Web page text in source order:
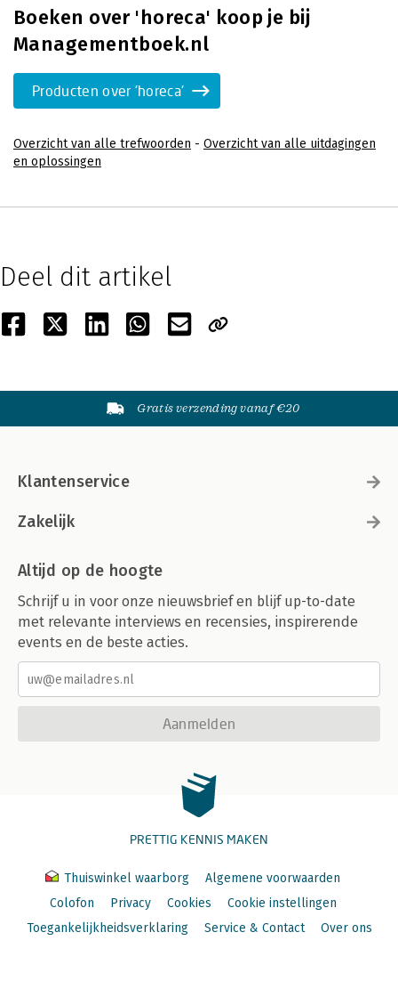
Boeken over 'horeca' koop je bij
Managementboek.nl
Producten over 'horeca'
Overzicht van alle trefwoorden - Overzicht van alle uitdagingen
en oplossingen
Deel dit artikel
Gratis verzending vanaf €20
Klantenservice
Zakelijk
Altijd op de hoogte
Schrijf u in voor onze nieuwsbrief en blijf up-to-date
met relevante interviews en recensies, inspirerende
events en de beste acties.
Aanmelden
PRETTIG KENNIS MAKEN
Thuiswinkel waarborg
Algemene voorwaarden
Colofon
Privacy Cookies
Cookie instellingen
Toegankelijkheidsverklaring
Service & Contact Over ons